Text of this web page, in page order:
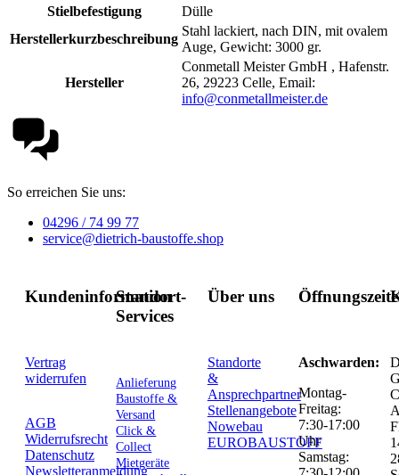
Stielbefestigung
Dülle
Herstellerkurzbeschreibung
Stahl lackiert, nach DIN, mit ovalem
Auge, Gewicht: 3000 gr.
Hersteller
Conmetall Meister GmbH , Hafenstr.
26, 29223 Celle, Email:
info@conmetallmeister.de
So erreichen Sie uns:
04296 / 74 99 77
service@dietrich-baustoffe.shop
Kundeninformation
Vertrag
widerrufen
AGB
Widerrufsrecht
Datenschutz
Newsletteranmeldung
Standort-
Services
Anlieferung
Baustoffe &
Versand
Click &
Collect
Mietgeräte
Über uns
Standorte
&
Ansprechpartner
Stellenangebote
Nowebau
EUROBAUSTOFF
Aschwarden:
Montag-
Freitag:
7:30-17:00
Uhr
Samstag: